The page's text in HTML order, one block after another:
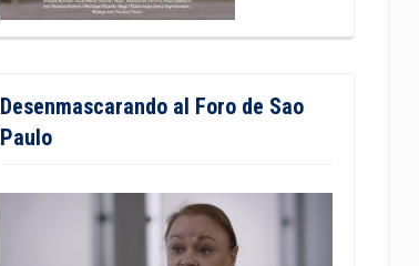
Desenmascarando al Foro de Sao
Paulo